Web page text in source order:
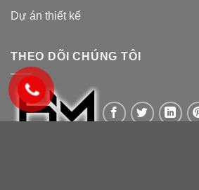
Dự án thiết kế
THEO DÕI CHÚNG TÔI